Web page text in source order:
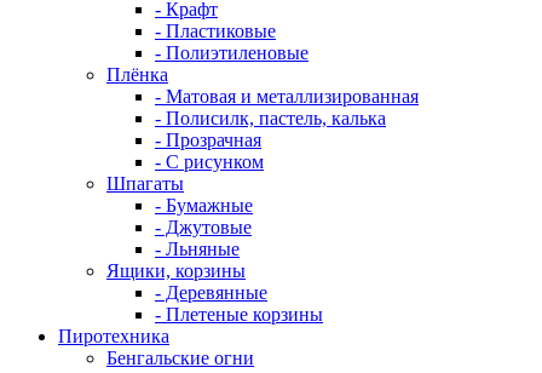
- Крафт
- Пластиковые
- Полиэтиленовые
Плёнка
- Матовая и металлизированная
- Полисилк, пастель, калька
- Прозрачная
- С рисунком
Шпагаты
- Бумажные
- Джутовые
- Льняные
Ящики, корзины
- Деревянные
- Плетеные корзины
Пиротехника
Бенгальские огни